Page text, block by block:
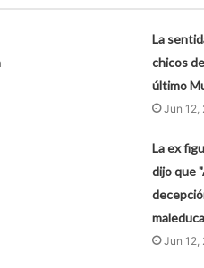
La
chicos
último
Jun 12,
La ex
dijo que
Jun 12,